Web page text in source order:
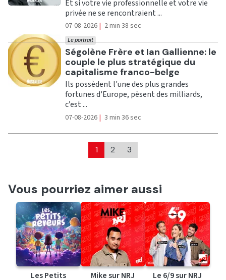
Et si votre vie professionnelle et votre vie
privée ne se rencontraient ...
07-08-2026 | 2 min 38 sec
Ecouter
Ségolène Frère et Ian Gallienne: le
couple le plus stratégique du
capitalisme franco-belge
Le portrait
Ils possèdent l'une des plus grandes
fortunes d'Europe, pèsent des milliards,
c’est ...
07-08-2026 | 3 min 36 sec
1 2 3
Vous pourriez aimer aussi
Les Petits
Mike sur NRJ Le 6/9 sur NRJ